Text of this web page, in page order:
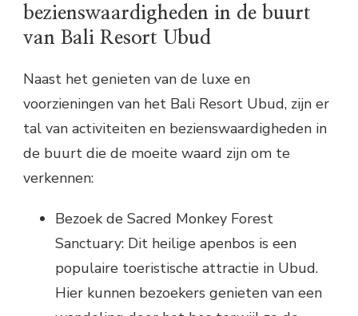
bezienswaardigheden in de buurt
van Bali Resort Ubud
Naast het genieten van de luxe en
voorzieningen van het Bali Resort Ubud, zijn er
tal van activiteiten en bezienswaardigheden in
de buurt die de moeite waard zijn om te
verkennen:
Bezoek de Sacred Monkey Forest
Sanctuary: Dit heilige apenbos is een
populaire toeristische attractie in Ubud.
Hier kunnen bezoekers genieten van een